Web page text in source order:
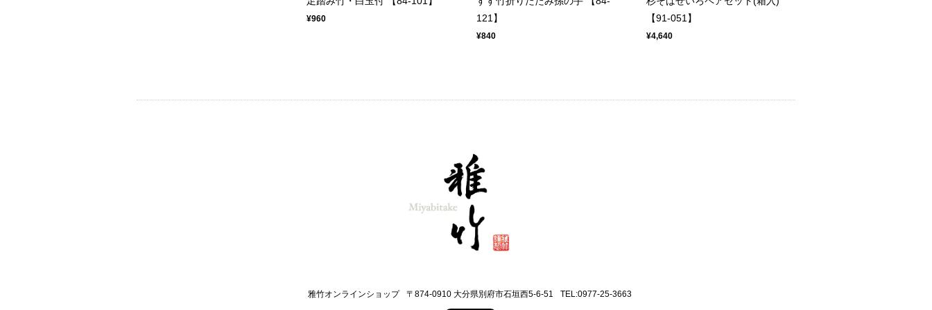
¥960
121】
¥840
【91-051】
¥4,640
雅竹オンラインショップ 〒874-0910 大分県別府市石垣西5-6-51 TEL:0977-25-3663